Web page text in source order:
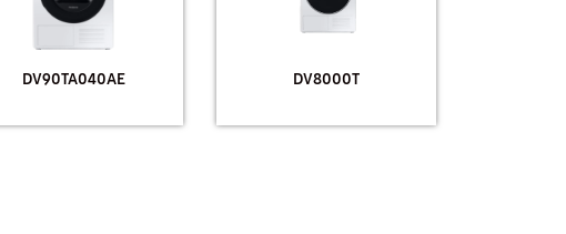
DV90TA040AE DV8000T